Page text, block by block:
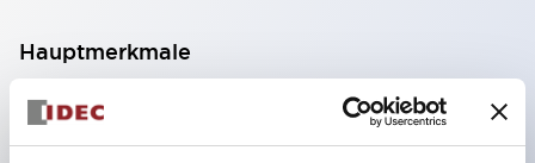
Hauptmerkmale
2-Kontakt-Block mit 2 Stufen, ermöglicht eine 4-
Kontakt-Konfiguration (Gewährleistung der